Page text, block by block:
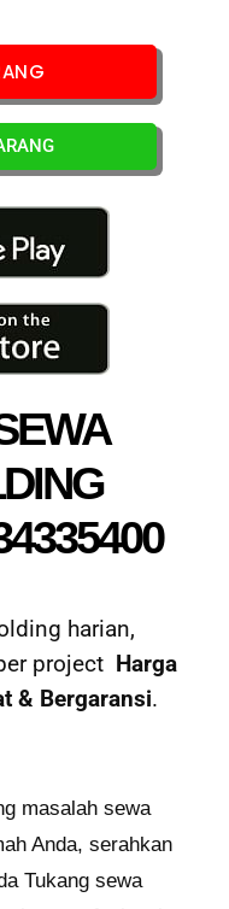
harian,
project
Harga
& Bergaransi.
masalah sewa
Anda, serahkan
Tukang sewa